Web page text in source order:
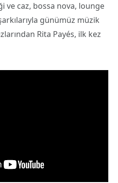
ve caz, bossa nova, lounge
günümüz müzik
Rita Payés, ilk kez